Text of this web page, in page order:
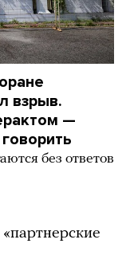
взрыв.
—
без ответов